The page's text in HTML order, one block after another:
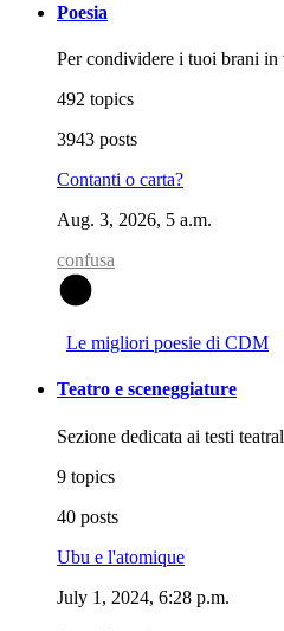
Poesia
Per condividere i tuoi brani in
492 topics
3943 posts
Contanti o carta?
Aug. 3, 2026, 5 a.m.
confusa
Le migliori poesie di CDM
Teatro e sceneggiature
Sezione dedicata ai testi
9 topics
40 posts
Ubu e l'atomique
July 1, 2024, 6:28 p.m.